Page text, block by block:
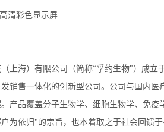
清彩色显示屏
上海）有限公司（简称“孚约生物"）成立
销售一体化的创新型公司。公司与国内
产品覆盖分子生物学、细胞生物学、免
为依归"的宗旨，也本着取之于社会回馈